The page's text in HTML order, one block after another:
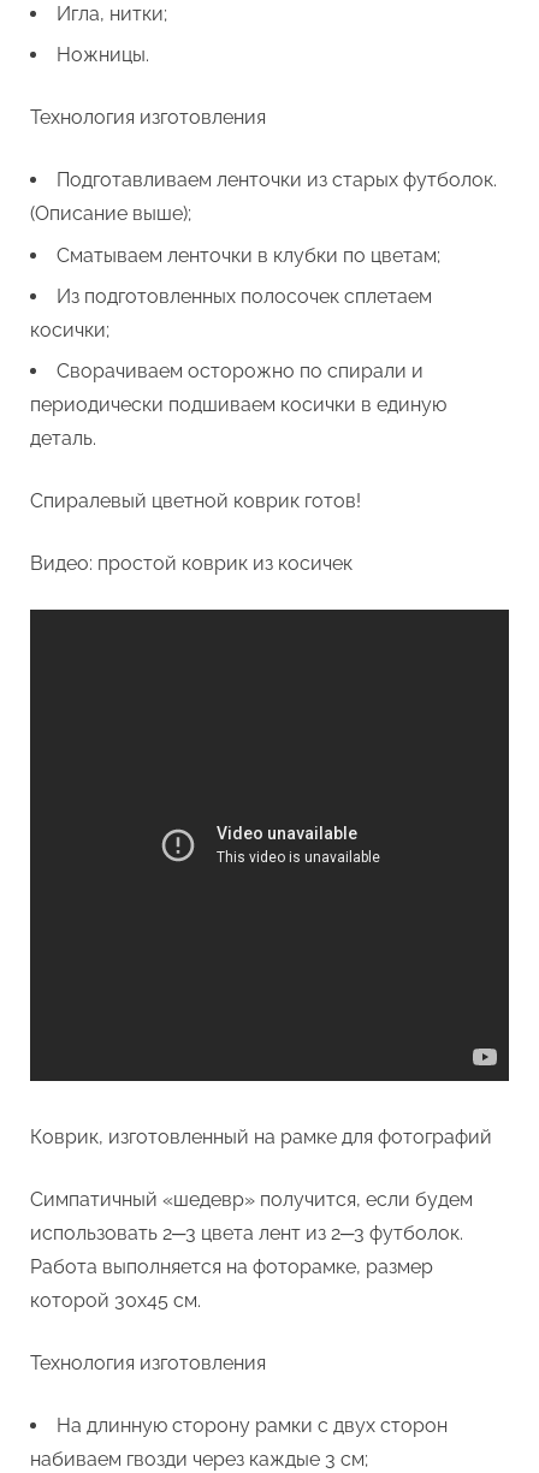
Игла, нитки;
Ножницы.
Технология изготовления
Подготавливаем ленточки из старых футболок.
(Описание выше);
Сматываем ленточки в клубки по цветам;
Из подготовленных полосочек сплетаем
косички;
Сворачиваем осторожно по спирали и
периодически подшиваем косички в единую
деталь.
Спиралевый цветной коврик готов!
Видео: простой коврик из косичек
Коврик, изготовленный на рамке для фотографий
Симпатичный «шедевр» получится, если будем
использовать 2─3 цвета лент из 2─3 футболок.
Работа выполняется на фоторамке, размер
которой 30х45 см.
Технология изготовления
На длинную сторону рамки с двух сторон
набиваем гвозди через каждые 3 см;